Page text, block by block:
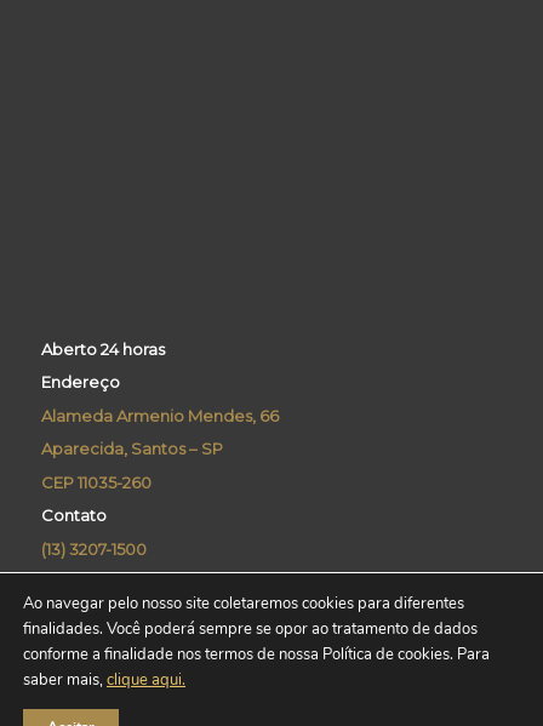
Aberto 24 horas
Endereço
Alameda Armenio Mendes, 66
Aparecida, Santos – SP
CEP 11035-260
Contato
(13) 3207-1500
Assessoria de imprensa
(13) 3061-2201
Ao navegar pelo nosso site coletaremos cookies para diferentes
finalidades. Você poderá sempre se opor ao tratamento de dados
conforme a finalidade nos termos de nossa Política de cookies. Para
saber mais,clique aqui.